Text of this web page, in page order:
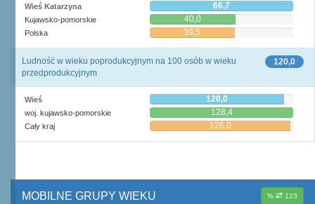
Wieś Katarzyna 66,7
Kujawsko-pomorskie 40,0
Polska 39,5
120,0
Ludność w wieku poprodukcyjnym na 100 osób w wieku
przedprodukcyjnym
Wieś 120,0
woj. kujawsko-pomorskie 128,4
Cały kraj 126,0
% 123
MOBILNE GRUPY WIEKU